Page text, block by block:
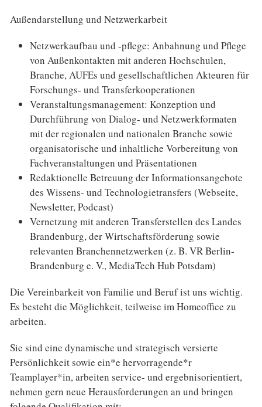
Außendarstellung und Netzwerkarbeit
Netzwerkaufbau und -pflege: Anbahnung und Pflege
von Außenkontakten mit anderen Hochschulen,
Branche, AUFEs und gesellschaftlichen Akteuren für
Forschungs- und Transferkooperationen
Veranstaltungsmanagement: Konzeption und
Durchführung von Dialog- und Netzwerkformaten
mit der regionalen und nationalen Branche sowie
organisatorische und inhaltliche Vorbereitung von
Fachveranstaltungen und Präsentationen
Redaktionelle Betreuung der Informationsangebote
des Wissens- und Technologietransfers (Webseite,
Newsletter, Podcast)
Vernetzung mit anderen Transferstellen des Landes
Brandenburg, der Wirtschaftsförderung sowie
relevanten Branchennetzwerken (z. B. VR Berlin-
Brandenburg e. V., MediaTech Hub Potsdam)
Die Vereinbarkeit von Familie und Beruf ist uns wichtig.
Es besteht die Möglichkeit, teilweise im Homeoffice zu
arbeiten.
Sie sind eine dynamische und strategisch versierte
Persönlichkeit sowie ein*e hervorragende*r
Teamplayer*in, arbeiten service- und ergebnisorientiert,
nehmen gern neue Herausforderungen an und bringen